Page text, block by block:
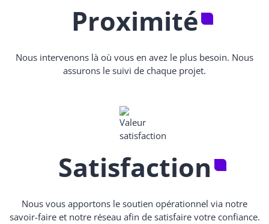
Proximité
Nous intervenons là où vous en avez le plus besoin. Nous
assurons le suivi de chaque projet.
Satisfaction
Nous vous apportons le soutien opérationnel via notre
savoir-faire et notre réseau afin de satisfaire votre confiance.